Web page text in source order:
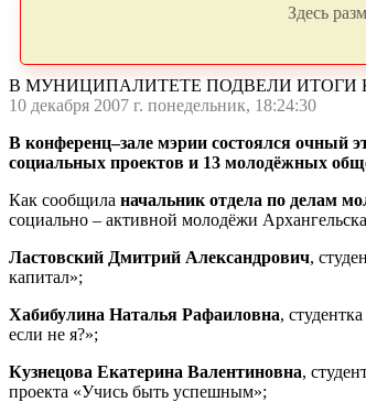
Здесь
В МУНИЦИПАЛИТЕТЕ ПОДВЕЛИ
10 декабря 2007 г. понедельник, 18:24:30
В конференц–зале мэрии состоялся очный
социальных проектов и 13 молодёжных
Как сообщила начальник отдела по делам
социально – активной молодёжи
Ластовский Дмитрий Александрович,
капитал»;
Хабибулина Наталья Рафаиловна,
если не я?»;
Кузнецова Екатерина Валентиновна,
проекта «Учись быть успешным»;